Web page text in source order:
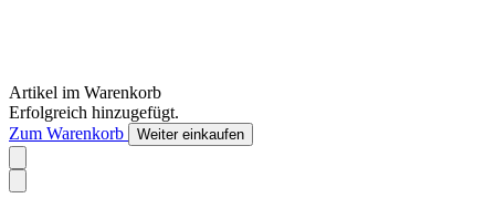
Artikel im Warenkorb
Erfolgreich hinzugefügt.
Zum Warenkorb
Weiter einkaufen